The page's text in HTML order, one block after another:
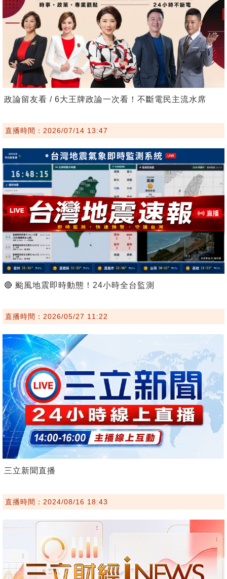
政論留友看 / 6大王牌政論一次看！不斷電民主流水席
直播時間：2026/07/14 13:47
🔴 颱風地震即時動態！24小時全台監測
直播時間：2026/05/27 11:22
三立新聞直播
直播時間：2024/08/16 18:43